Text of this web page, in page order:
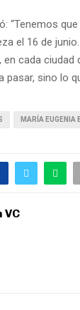
“Tenemos
el 16 de
en cada
pasar, sino lo
MARÍA EUGENIA
VC